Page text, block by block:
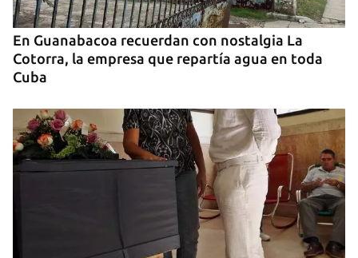
En Guanabacoa recuerdan con nostalgia La
Cotorra, la empresa que repartía agua en toda
Cuba